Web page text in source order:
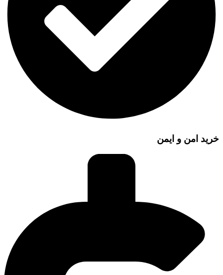
خرید امن و ایمن